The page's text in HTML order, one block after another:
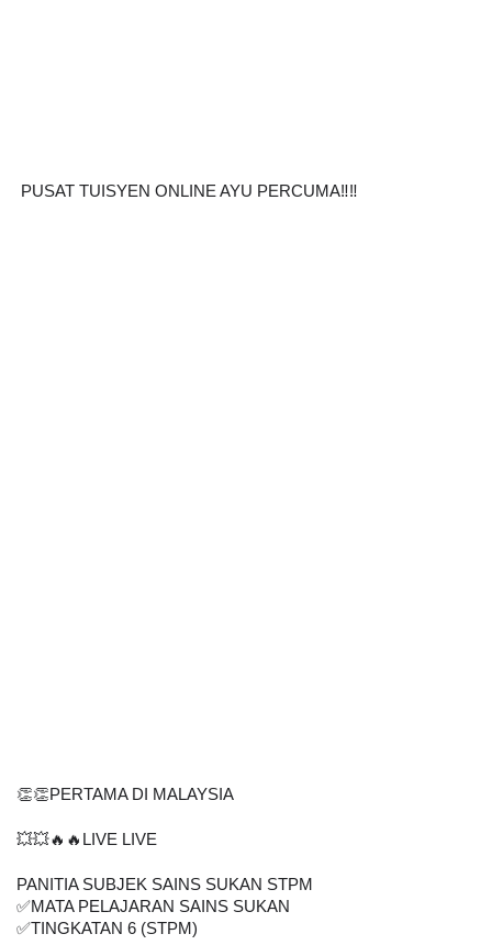
PUSAT TUISYEN ONLINE AYU PERCUMA‼️‼️
👏👏PERTAMA DI MALAYSIA
💥💥🔥🔥LIVE LIVE
PANITIA SUBJEK SAINS SUKAN STPM
✅MATA PELAJARAN SAINS SUKAN
✅TINGKATAN 6 (STPM)